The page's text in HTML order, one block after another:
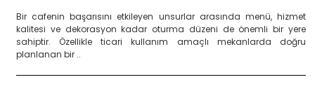
Bir cafenin başarısını etkileyen unsurlar arasında menü, hizmet
kalitesi ve dekorasyon kadar oturma düzeni de önemli bir yere
sahiptir. Özellikle ticari kullanım amaçlı mekanlarda doğru
planlanan bir ..